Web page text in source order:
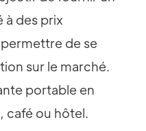
à des prix
de se
sur le marché.